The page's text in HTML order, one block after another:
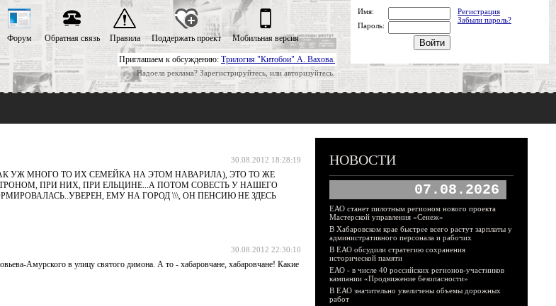
Приглашаем к обсуждению: Трилогия "Китобои" А. Вахова.
Надоела реклама? Зарегистрируйтесь, или авторизуйтесь.
Форум Обратная связь Правила Поддержать проект Мобильная версия
Имя:
Регистрация
Забыли пароль?
Пароль:
30.08.2012 18:28:19
УЖ МНОГО ТО ИХ СЕМЕЙКА НА ЭТОМ НАВАРИЛА), ЭТО ТО ЖЕ
ПРИ НИХ, ПРИ ЕЛЬЦИНЕ...А ПОТОМ СОВЕСТЬ У НАШЕГО
ЕМУ НА ГОРОД \\\, ОН ПЕНСИЮ НЕ ЗДЕСЬ
30.08.2012 22:30:10
Амурского в улицу святого димона. А то - хабаровчане, хабаровчане! Какие
НОВОСТИ
07.08.2026
ЕАО станет пилотным регионом нового проекта
Мастерской управления «Сенеж»
В Хабаровском крае быстрее всего растут зарплаты у
административного персонала и рабочих
В ЕАО обсудили стратегию сохранения
исторической памяти
ЕАО - в числе 40 российских регионов-участников
кампании «Продвижение безопасности»
В ЕАО значительно увеличены объемы дорожных
работ